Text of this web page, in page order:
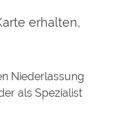
erhalten,
Niederlassung
als Spezialist